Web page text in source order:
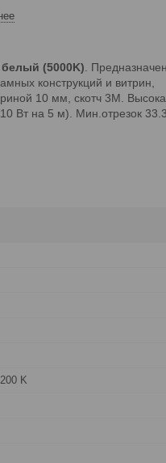
(5000K)
конструкций и витрин,
10 мм, скотч 3M.
Вт на 5 м). Мин.отрезок
K